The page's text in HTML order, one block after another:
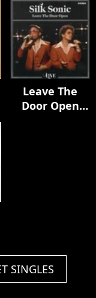
Leave The
Door Open
SINGLES